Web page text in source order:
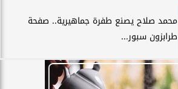
محمد صلاح يصنع طفرة جماهيرية.. صفحة
طرابزون سبور...